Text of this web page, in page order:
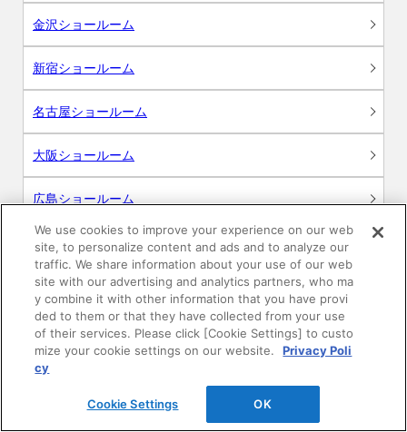
金沢ショールーム
新宿ショールーム
名古屋ショールーム
大阪ショールーム
広島ショールーム
高松ショールーム
福岡ショールーム
サポート
We use cookies to improve your experience on our web
site, to personalize content and ads and to analyze our
traffic. We share information about your use of our web
site with our advertising and analytics partners, who ma
y combine it with other information that you have provi
ded to them or that they have collected from your use
of their services. Please click [Cookie Settings] to custo
mize your cookie settings on our website.
Privacy Poli
cy
Cookie Settings OK